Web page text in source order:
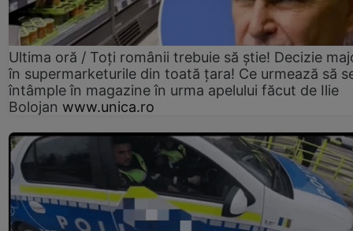
Ultima oră / Toți românii trebuie să știe! Decizie
în supermarketurile din toată țara! Ce urmează să
întâmple în magazine în urma apelului făcut de Ilie
Bolojan www.unica.ro